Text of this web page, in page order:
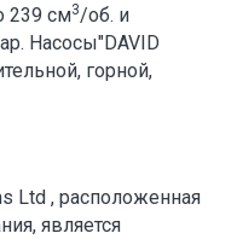
239 см3/об. и
Насосы"DAVID
горной,
Ltd , расположенная
является